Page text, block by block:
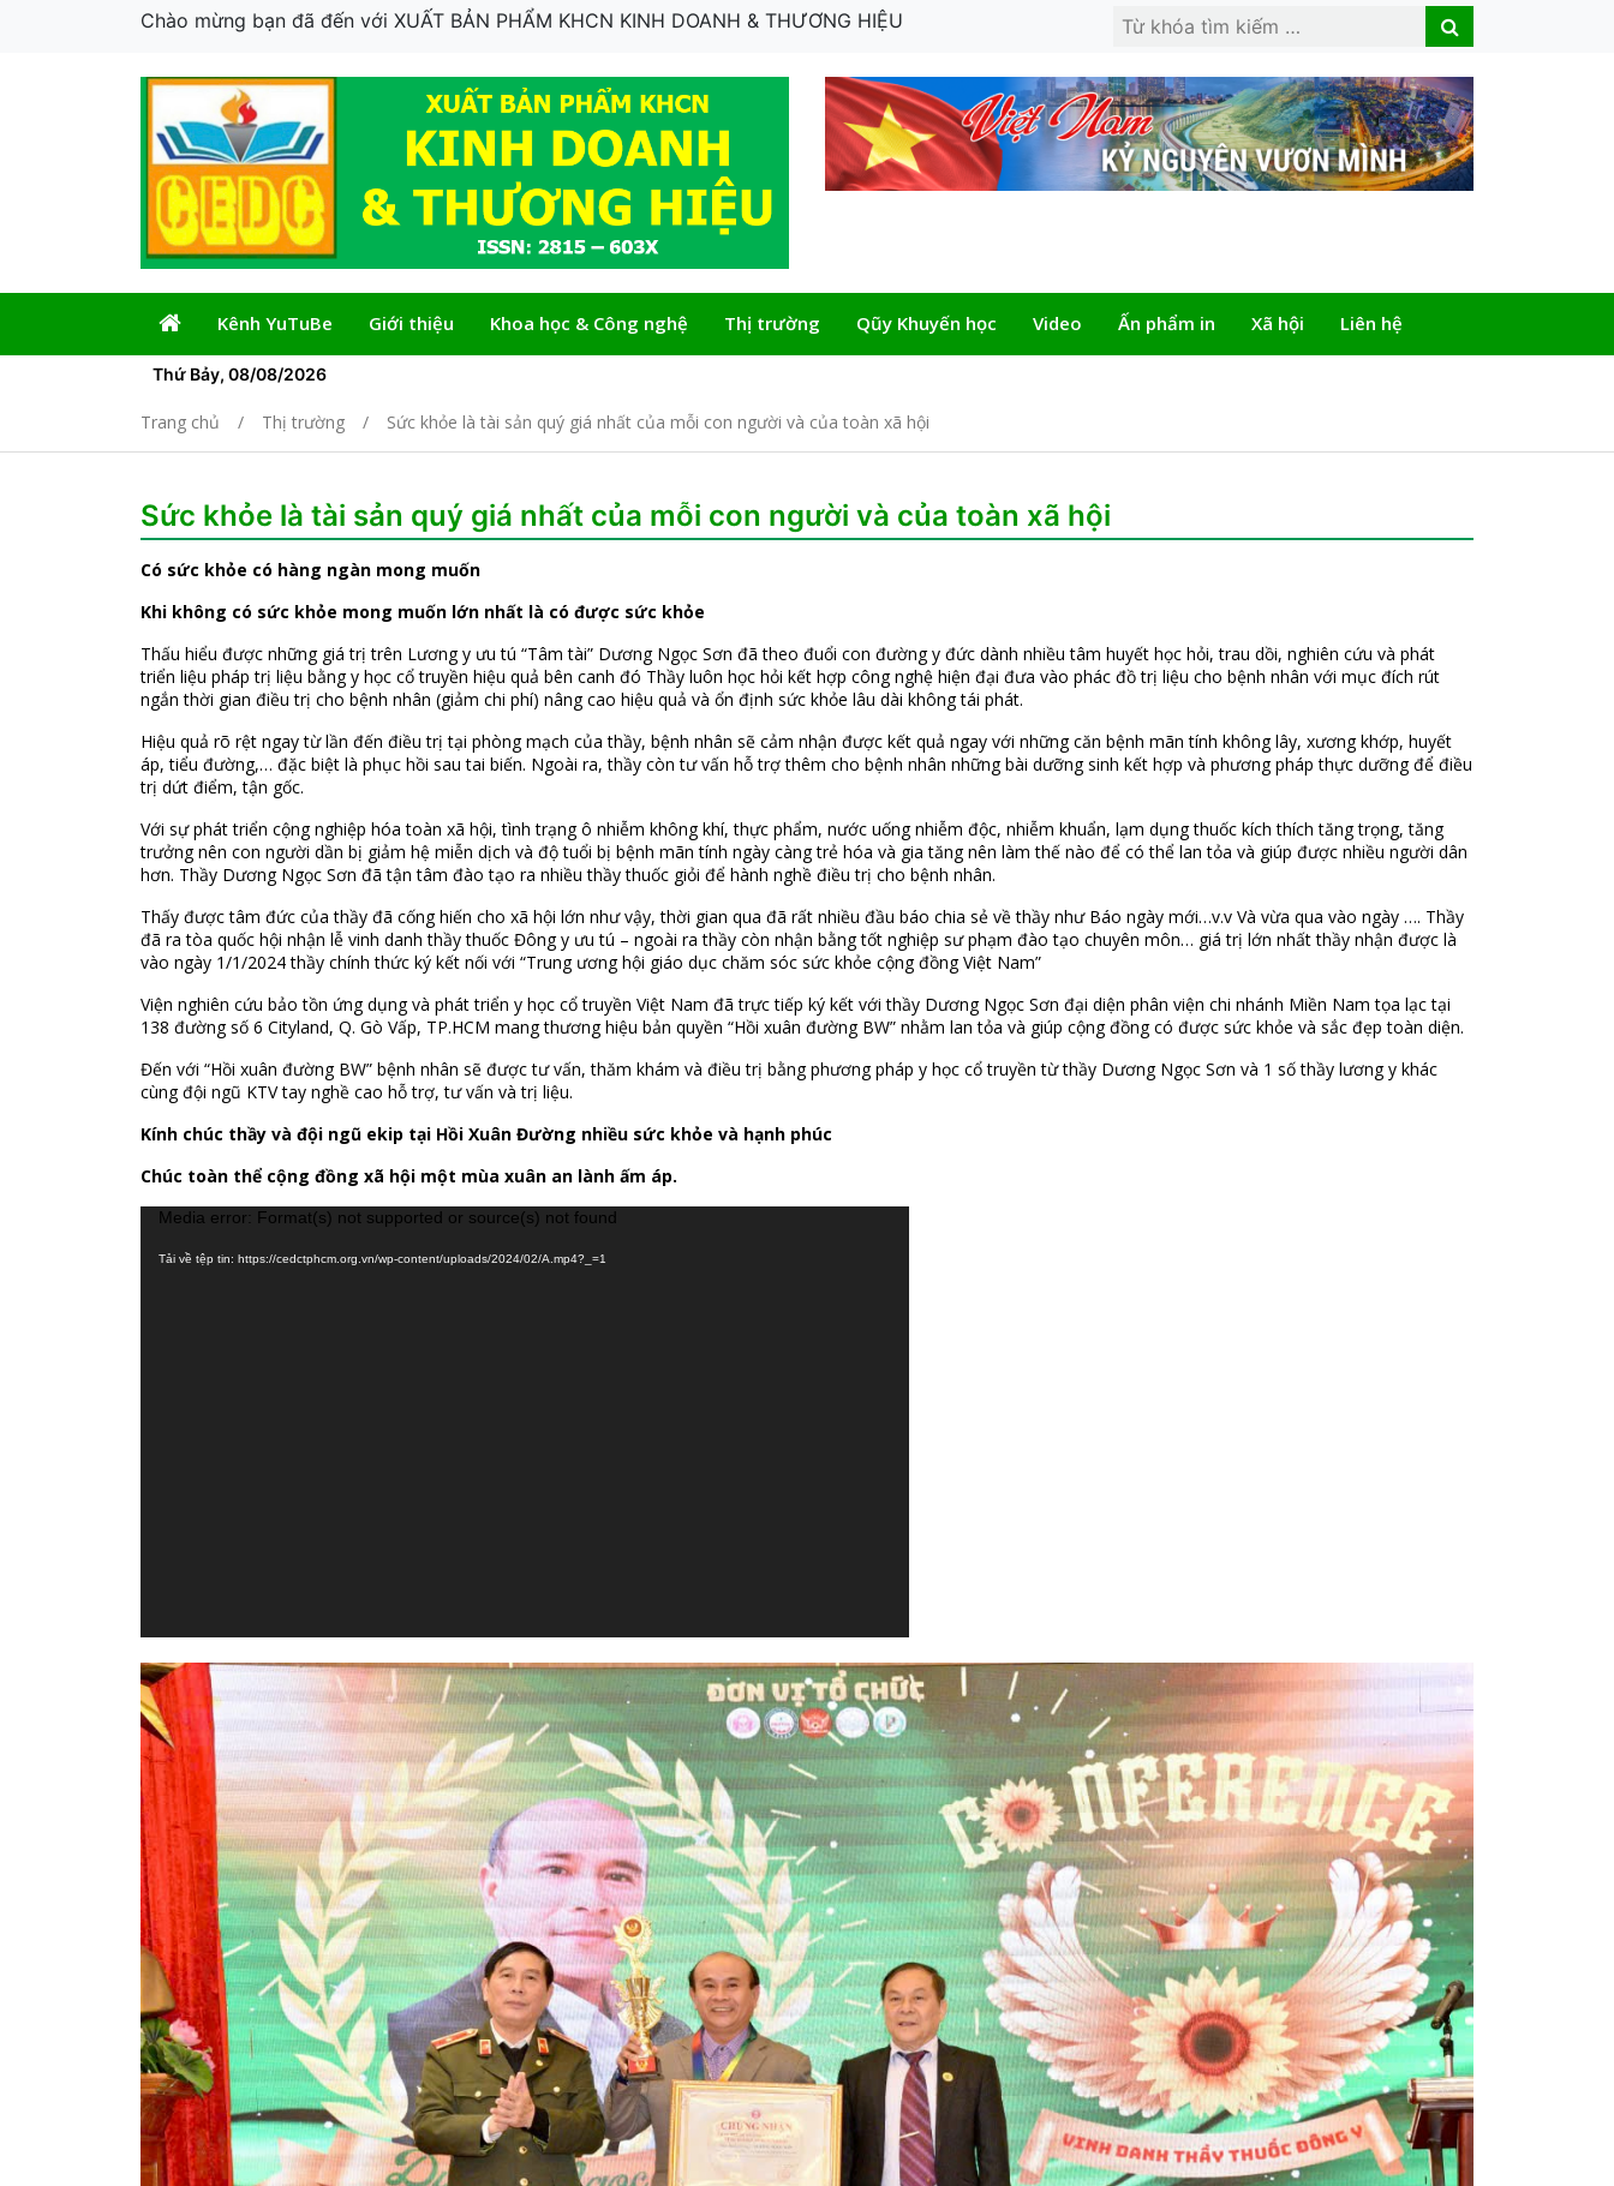
Chào mừng bạn đã đến với XUẤT BẢN PHẨM KHCN KINH DOANH & THƯƠNG HIỆU
Search
Search
Kênh YuTuBe Giới thiệu Khoa học & Công nghệ Thị trường Qũy Khuyến học Video Ấn phẩm in Xã hội Liên hệ
Thứ Bảy, 08/08/2026
Trang chủ Thị trường Sức khỏe là tài sản quý giá nhất của mỗi con người và của toàn xã hội
Sức khỏe là tài sản quý giá nhất của mỗi con người và của toàn xã hội
Có sức khỏe có hàng ngàn mong muốn
Khi không có sức khỏe mong muốn lớn nhất là có được sức khỏe
Thấu hiểu được những giá trị trên Lương y ưu tú “Tâm tài” Dương Ngọc Sơn đã theo đuổi con đường y đức dành nhiều tâm huyết học hỏi, trau dồi, nghiên cứu và phát
triển liệu pháp trị liệu bằng y học cổ truyền hiệu quả bên canh đó Thầy luôn học hỏi kết hợp công nghệ hiện đại đưa vào phác đồ trị liệu cho bệnh nhân với mục đích rút
ngắn thời gian điều trị cho bệnh nhân (giảm chi phí) nâng cao hiệu quả và ổn định sức khỏe lâu dài không tái phát.
Hiệu quả rõ rệt ngay từ lần đến điều trị tại phòng mạch của thầy, bệnh nhân sẽ cảm nhận được kết quả ngay với những căn bệnh mãn tính không lây, xương khớp, huyết
áp, tiểu đường,… đặc biệt là phục hồi sau tai biến. Ngoài ra, thầy còn tư vấn hỗ trợ thêm cho bệnh nhân những bài dưỡng sinh kết hợp và phương pháp thực dưỡng để điều
trị dứt điểm, tận gốc.
Với sự phát triển cộng nghiệp hóa toàn xã hội, tình trạng ô nhiễm không khí, thực phẩm, nước uống nhiễm độc, nhiễm khuẩn, lạm dụng thuốc kích thích tăng trọng, tăng
trưởng nên con người dần bị giảm hệ miễn dịch và độ tuổi bị bệnh mãn tính ngày càng trẻ hóa và gia tăng nên làm thế nào để có thể lan tỏa và giúp được nhiều người dân
hơn. Thầy Dương Ngọc Sơn đã tận tâm đào tạo ra nhiều thầy thuốc giỏi để hành nghề điều trị cho bệnh nhân.
Thấy được tâm đức của thầy đã cống hiến cho xã hội lớn như vậy, thời gian qua đã rất nhiều đầu báo chia sẻ về thầy như Báo ngày mới…v.v Và vừa qua vào ngày …. Thầy
đã ra tòa quốc hội nhận lễ vinh danh thầy thuốc Đông y ưu tú – ngoài ra thầy còn nhận bằng tốt nghiệp sư phạm đào tạo chuyên môn… giá trị lớn nhất thầy nhận được là
vào ngày 1/1/2024 thầy chính thức ký kết nối với “Trung ương hội giáo dục chăm sóc sức khỏe cộng đồng Việt Nam”
Viện nghiên cứu bảo tồn ứng dụng và phát triển y học cổ truyền Việt Nam đã trực tiếp ký kết với thầy Dương Ngọc Sơn đại diện phân viện chi nhánh Miền Nam tọa lạc tại
138 đường số 6 Cityland, Q. Gò Vấp, TP.HCM mang thương hiệu bản quyền “Hồi xuân đường BW” nhằm lan tỏa và giúp cộng đồng có được sức khỏe và sắc đẹp toàn diện.
Đến với “Hồi xuân đường BW” bệnh nhân sẽ được tư vấn, thăm khám và điều trị bằng phương pháp y học cổ truyền từ thầy Dương Ngọc Sơn và 1 số thầy lương y khác
cùng đội ngũ KTV tay nghề cao hỗ trợ, tư vấn và trị liệu.
Kính chúc thầy và đội ngũ ekip tại Hồi Xuân Đường nhiều sức khỏe và hạnh phúc
Chúc toàn thể cộng đồng xã hội một mùa xuân an lành ấm áp.
Trình
chơi
Media error: Format(s) not supported or source(s) not found
Tải về tệp tin: https://cedctphcm.org.vn/wp-content/uploads/2024/02/A.mp4?_=1